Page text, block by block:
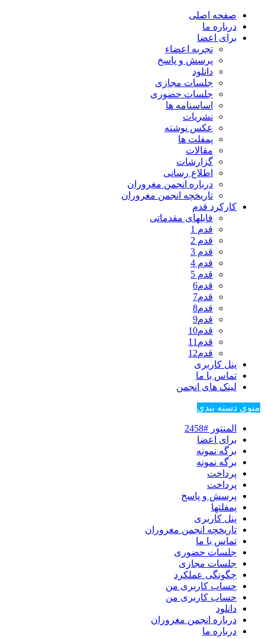
صفحه اصلی
درباره ما
برای اعضا
تجربه اعضاء
پرسش و پاسخ
دانلود
جلسات مجازی
جلسات حضوری
اساسنامه ها
نشریات
عکس نوشته
پمفلت ها
مقالات
گزارشات
اطلاع رسانی
درباره انجمن مغروران
تاریخچه انجمن مغروران
کارکرد قدم
فایلهای مقدماتی
قدم 1
قدم 2
قدم 3
قدم 4
قدم 5
قدم6
قدم7
قدم8
قدم9
قدم10
قدم11
قدم12
پنل کاربری
تماس با ما
لینک های انجمن
منوی دسته بندی
المنتور #2458
برای اعضا
برگه نمونه
برگه نمونه
پرداخت
پرداخت
پرسش و پاسخ
پمفلتها
پنل کاربری
تاریخچه انجمن مغروران
تماس با ما
جلسات حضوری
جلسات مجازی
چگونگی عملکرد
حساب کاربری من
حساب کاربری من
دانلود
درباره انجمن مغروران
درباره ما